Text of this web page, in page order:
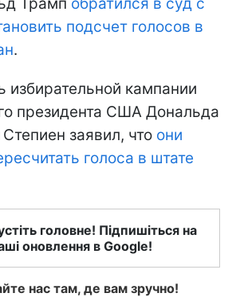
подсчет голосов в
.
избирательной кампании
президента США Дональда
заявил, что они
голоса в штате
головне! Підпишіться на
оновлення в Google!
нас там, де вам зручно!